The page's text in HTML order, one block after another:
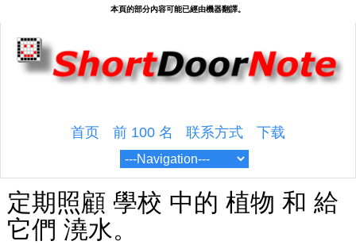
首页 前 100 名 联系方式 下载
定期照顧 學校 中的 植物 和 給
它們 澆水。